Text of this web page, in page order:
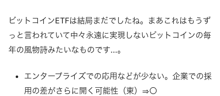
ビットコインETFは結局まだでしたね。まあこれはもうず
っと言われていて中々永遠に実現しないビットコインの毎
年の風物詩みたいなものです…。
エンタープライズでの応用などが少ない。企業での採
用の差がさらに開く可能性（東）⇒〇